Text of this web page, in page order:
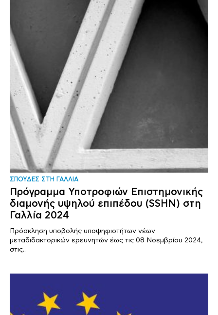
ΣΠΟΥΔΕΣ ΣΤΗ ΓΑΛΛΙΑ
Πρόγραμμα Υποτροφιών Επιστημονικής
διαμονής υψηλού επιπέδου (SSHN) στη
Γαλλία 2024
Πρόσκληση υποβολής υποψηφιοτήτων νέων
μεταδιδακτορικών ερευνητών έως τις 08 Νοεμβρίου 2024,
στις..